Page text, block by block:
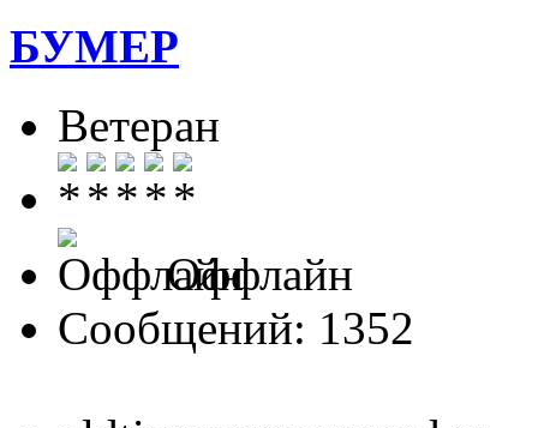
БУМЕР
Ветеран
Оффлайн
Сообщений: 1352